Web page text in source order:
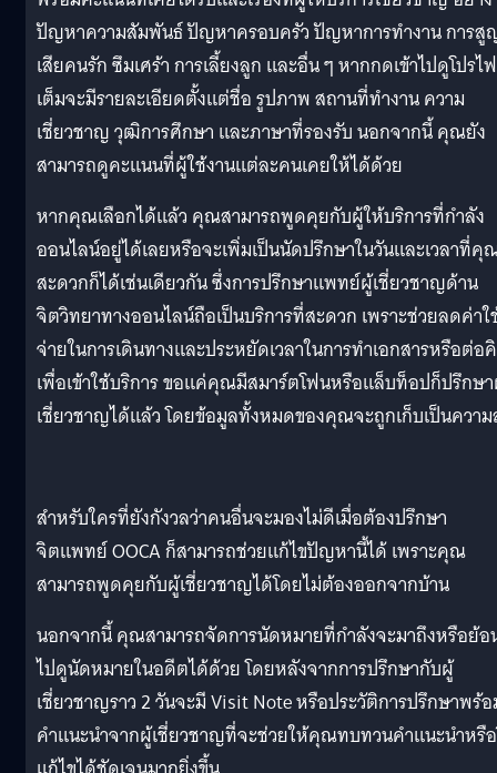
ปัญหาความสัมพันธ์ ปัญหาครอบครัว ปัญหาการทำงาน การ
เสียคนรัก ซึมเศร้า การเลี้ยงลูก และอื่น ๆ หากกดเข้าไปดูโปรไ
เต็มจะมีรายละเอียดตั้งแต่ชื่อ รูปภาพ สถานที่ทำงาน ความ
เชี่ยวชาญ วุฒิการศึกษา และภาษาที่รองรับ นอกจากนี้ คุณยัง
สามารถดูคะแนนที่ผู้ใช้งานแต่ละคนเคยให้ได้ด้วย
หากคุณเลือกได้แล้ว คุณสามารถพูดคุยกับผู้ให้บริการที่กำลัง
ออนไลน์อยู่ได้เลยหรือจะเพิ่มเป็นนัดปรึกษาในวันและเวลาที่คุ
สะดวกก็ได้เช่นเดียวกัน ซึ่งการปรึกษาแพทย์ผู้เชี่ยวชาญด้าน
จิตวิทยาทางออนไลน์ถือเป็นบริการที่สะดวก เพราะช่วยลดค่าใ
จ่ายในการเดินทางและประหยัดเวลาในการทำเอกสารหรือต่อ
เพื่อเข้าใช้บริการ ขอแค่คุณมีสมาร์ตโฟนหรือแล็บท็อปก็ปรึกษ
เชี่ยวชาญได้แล้ว โดยข้อมูลทั้งหมดของคุณจะถูกเก็บเป็นควา
สำหรับใครที่ยังกังวลว่าคนอื่นจะมองไม่ดีเมื่อต้องปรึกษา
จิตแพทย์ OOCA ก็สามารถช่วยแก้ไขปัญหานี้ได้ เพราะคุณ
สามารถพูดคุยกับผู้เชี่ยวชาญได้โดยไม่ต้องออกจากบ้าน
นอกจากนี้ คุณสามารถจัดการนัดหมายที่กำลังจะมาถึงหรือย้อ
ไปดูนัดหมายในอดีตได้ด้วย โดยหลังจากการปรึกษากับผู้
เชี่ยวชาญราว 2 วันจะมี Visit Note หรือประวัติการปรึกษาพร้
คำแนะนำจากผู้เชี่ยวชาญที่จะช่วยให้คุณทบทวนคำแนะนำหรื